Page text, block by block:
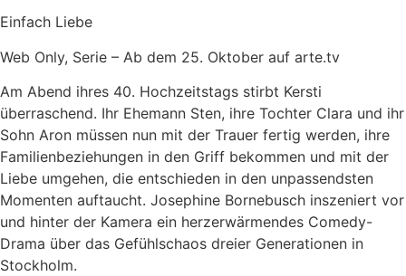
Einfach Liebe
Web Only, Serie – Ab dem 25. Oktober auf arte.tv
Am Abend ihres 40. Hochzeitstags stirbt Kersti
überraschend. Ihr Ehemann Sten, ihre Tochter Clara und ihr
Sohn Aron müssen nun mit der Trauer fertig werden, ihre
Familienbeziehungen in den Griff bekommen und mit der
Liebe umgehen, die entschieden in den unpassendsten
Momenten auftaucht. Josephine Bornebusch inszeniert vor
und hinter der Kamera ein herzerwärmendes Comedy-
Drama über das Gefühlschaos dreier Generationen in
Stockholm.